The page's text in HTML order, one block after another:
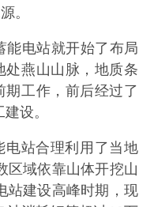
。
能电站就开始了布局
处燕山山脉，地质条
工作，前后经过了
设。
电站合理利用了当地
区域依靠山体开挖山
站建设高峰时期，现